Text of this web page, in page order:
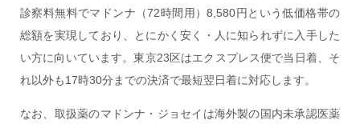
診察料無料でマドンナ（72時間用）8,580円という低価格帯の
総額を実現しており、とにかく安く・人に知られずに入手した
い方に向いています。東京23区はエクスプレス便で当日着、そ
れ以外も17時30分までの決済で最短翌日着に対応します。
なお、取扱薬のマドンナ・ジョセイは海外製の国内未承認医薬